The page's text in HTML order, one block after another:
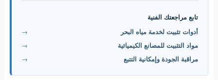
تابع مراجعتك الفنية
أدوات تثبيت لخدمة مياه البحر
→
مواد التثبيت للمصانع الكيميائية
→
مراقبة الجودة وإمكانية التتبع
→